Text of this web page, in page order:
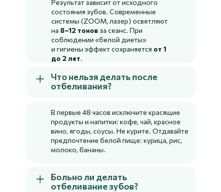
Результат зависит от исходного
состояния зубов. Современные
системы (ZOOM, лазер) осветляют
на 8−12 тонов за сеанс. При
соблюдении «белой диеты»
и гигиены эффект сохраняется от 1
до 2 лет.
Что нельзя делать после
отбеливания?
В первые 48 часов исключите красящие
продукты и напитки: кофе, чай, красное
вино, ягоды, соусы. Не курите. Отдавайте
предпочтение белой пище: курица, рис,
молоко, бананы.
Больно ли делать
отбеливание зубов?